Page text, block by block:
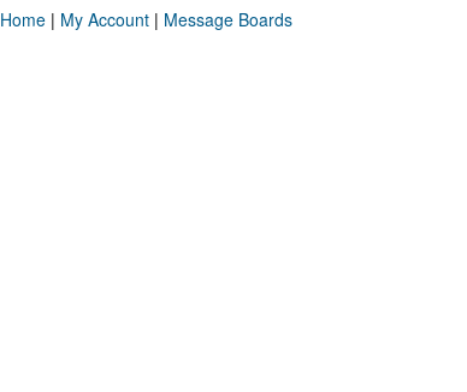
Home| My Account| Message Boards